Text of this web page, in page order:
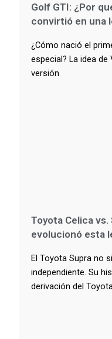
Golf GTI: ¿Por
convirtió en una
¿Cómo nació el
especial? La idea
versión
Toyota Celica vs.
evolucionó esta
El Toyota Supra no
independiente. Su
derivación del